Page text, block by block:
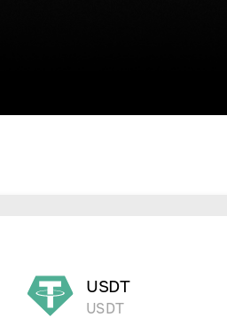
USDT
USDT